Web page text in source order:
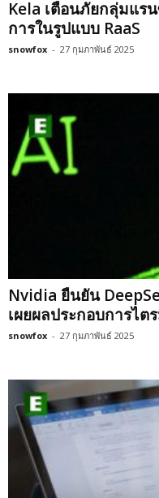
Kela เตือนภัยกลุ่มแร
การในรูปแบบ RaaS
snowfox - 27 กุมภาพันธ์ 2025
Nvidia ยืนยัน
เผยผลประกอบการไ
snowfox - 27 กุมภาพันธ์ 2025